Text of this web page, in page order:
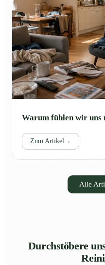
Warum fühlen wir uns
Zum Artikel→
Alle
Durchstöbere